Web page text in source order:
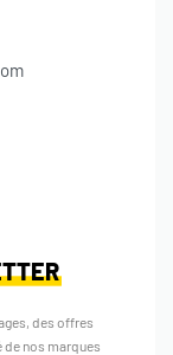
des offres
de nos marques